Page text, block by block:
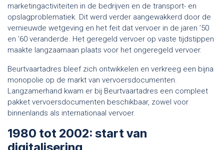
marketingactiviteiten in de bedrijven en de transport- en
opslagproblematiek. Dit werd verder aangewakkerd door de
vernieuwde wetgeving en het feit dat vervoer in de jaren ’50
en ’60 veranderde. Het geregeld vervoer op vaste tijdstippen
maakte langzaamaan plaats voor het ongeregeld vervoer.
Beurtvaartadres bleef zich ontwikkelen en verkreeg een bijna
monopolie op de markt van vervoersdocumenten.
Langzamerhand kwam er bij Beurtvaartadres een compleet
pakket vervoersdocumenten beschikbaar, zowel voor
binnenlands als internationaal vervoer.
1980 tot 2002: start van